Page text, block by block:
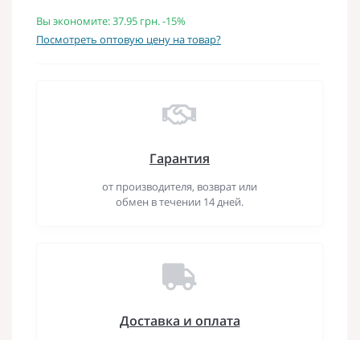
Вы экономите:37.95 грн.-15%
Посмотреть оптовую цену на товар?
Гарантия
от производителя, возврат или
обмен в течении 14 дней.
Доставка и оплата